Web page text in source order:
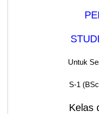
Untuk
S-1
Kelas